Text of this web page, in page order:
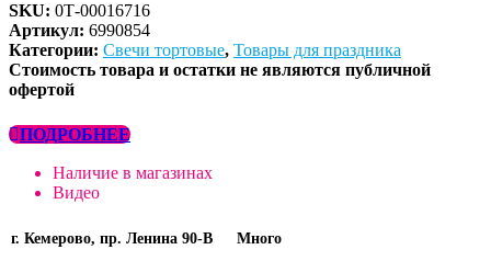
SKU: 0Т-00016716
Артикул: 6990854
Категории: Свечи тортовые, Товары для праздника
Стоимость товара и остатки не являются публичной
офертой
ПОДРОБНЕЕ
Наличие в магазинах
Видео
г. Кемерово, пр. Ленина 90-В Много